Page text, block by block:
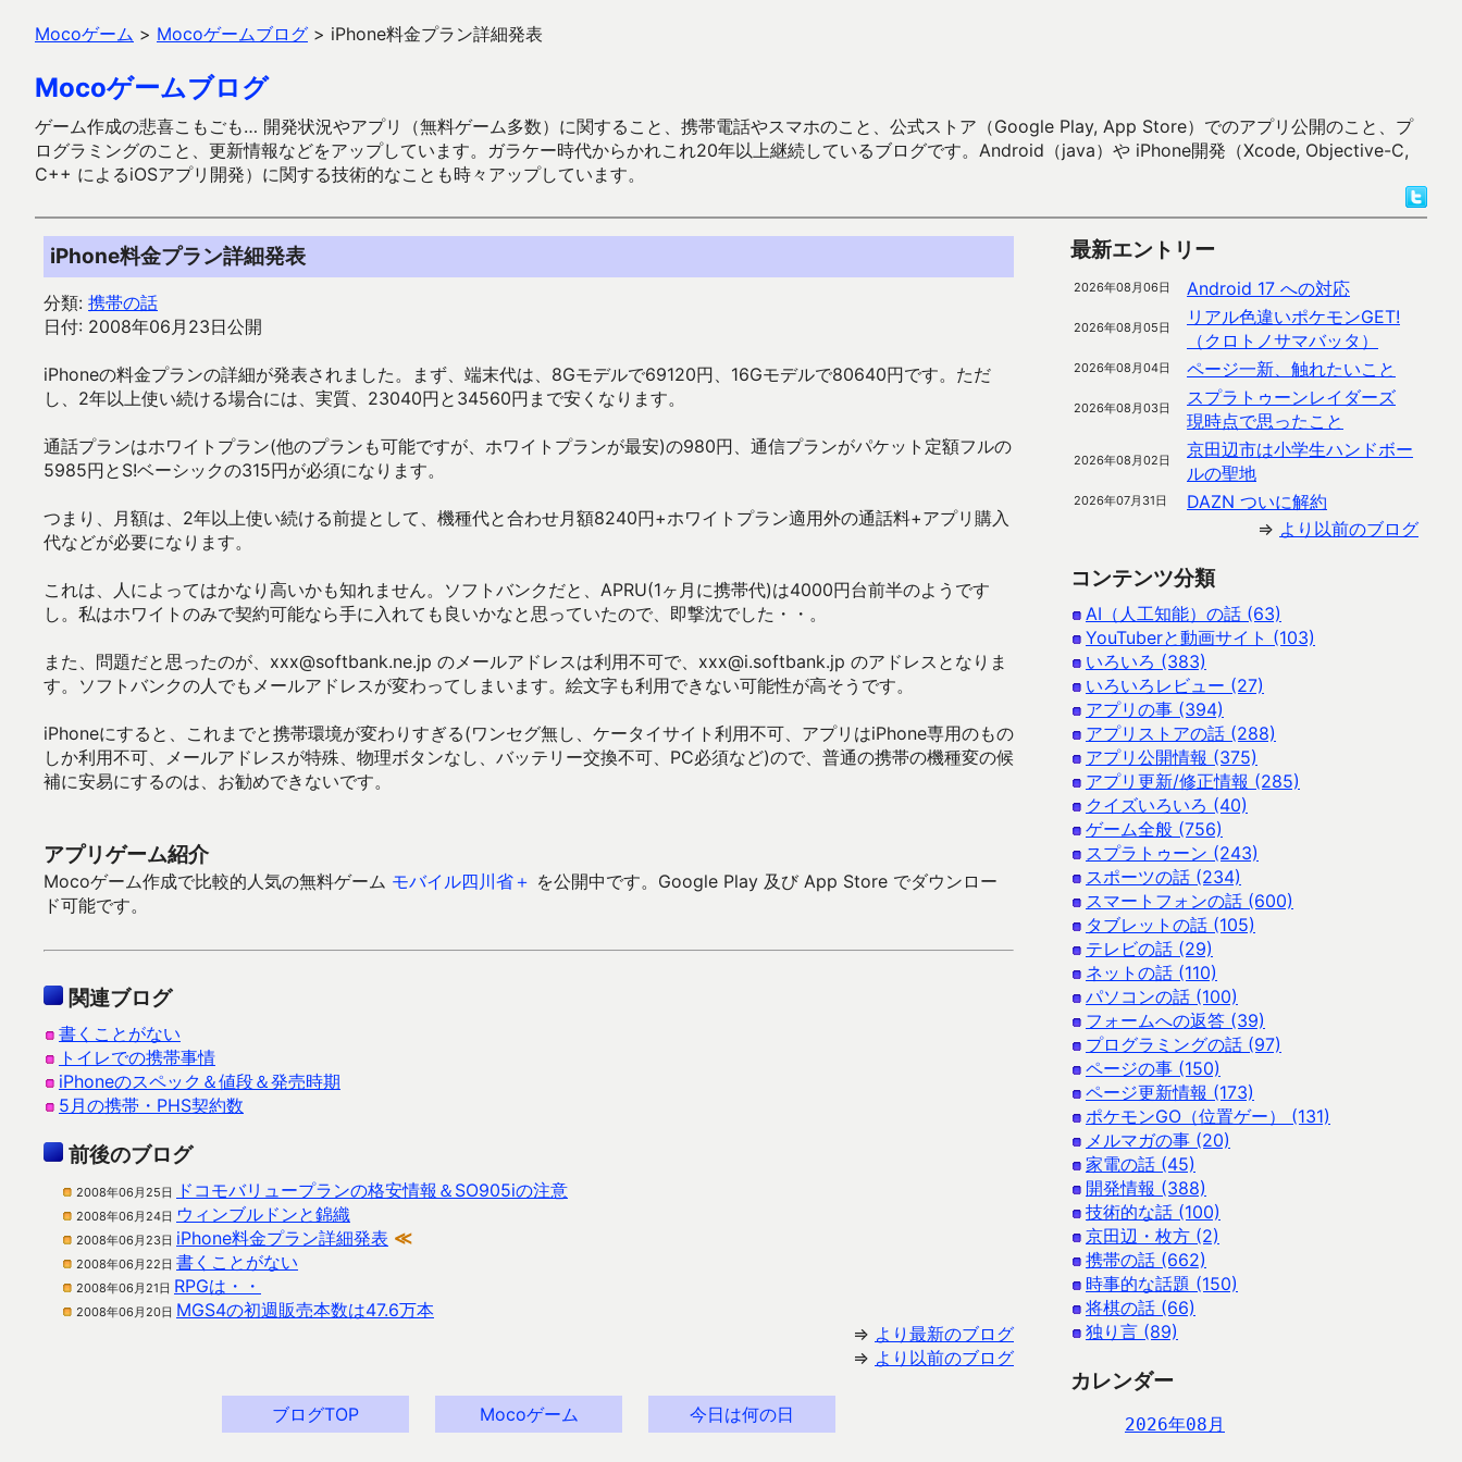
Mocoゲーム > Mocoゲームブログ > iPhone料金プラン詳細発表
Mocoゲームブログ
ゲーム作成の悲喜こもごも… 開発状況やアプリ（無料ゲーム多数）に関すること、携帯電話やスマホのこと、公式ストア（Google Play, App Store）でのアプリ公開のこと、プ
ログラミングのこと、更新情報などをアップしています。ガラケー時代からかれこれ20年以上継続しているブログです。Android（java）や iPhone開発（Xcode, Objective-C,
C++ によるiOSアプリ開発）に関する技術的なことも時々アップしています。
iPhone料金プラン詳細発表
分類: 携帯の話
日付: 2008年06月23日公開
iPhoneの料金プランの詳細が発表されました。まず、端末代は、8Gモデルで69120円、16Gモデルで80640円です。ただ
し、2年以上使い続ける場合には、実質、23040円と34560円まで安くなります。
通話プランはホワイトプラン(他のプランも可能ですが、ホワイトプランが最安)の980円、通信プランがパケット定額フルの
5985円とS!ベーシックの315円が必須になります。
つまり、月額は、2年以上使い続ける前提として、機種代と合わせ月額8240円+ホワイトプラン適用外の通話料+アプリ購入
代などが必要になります。
これは、人によってはかなり高いかも知れません。ソフトバンクだと、APRU(1ヶ月に携帯代)は4000円台前半のようです
し。私はホワイトのみで契約可能なら手に入れても良いかなと思っていたので、即撃沈でした・・。
また、問題だと思ったのが、xxx@softbank.ne.jp のメールアドレスは利用不可で、xxx@i.softbank.jp のアドレスとなりま
す。ソフトバンクの人でもメールアドレスが変わってしまいます。絵文字も利用できない可能性が高そうです。
iPhoneにすると、これまでと携帯環境が変わりすぎる(ワンセグ無し、ケータイサイト利用不可、アプリはiPhone専用のもの
しか利用不可、メールアドレスが特殊、物理ボタンなし、バッテリー交換不可、PC必須など)ので、普通の携帯の機種変の候
補に安易にするのは、お勧めできないです。
アプリゲーム紹介
Mocoゲーム作成で比較的人気の無料ゲーム モバイル四川省＋ を公開中です。Google Play 及び App Store でダウンロー
ド可能です。
関連ブログ
書くことがない
トイレでの携帯事情
iPhoneのスペック＆値段＆発売時期
5月の携帯・PHS契約数
前後のブログ
2008年06月25日 ドコモバリュープランの格安情報＆SO905iの注意
2008年06月24日 ウィンブルドンと錦織
2008年06月23日 iPhone料金プラン詳細発表 ≪
2008年06月22日 書くことがない
2008年06月21日 RPGは・・
2008年06月20日 MGS4の初週販売本数は47.6万本
⇒ より最新のブログ
⇒ より以前のブログ
ブログTOP Mocoゲーム 今日は何の日
最新エントリー
2026年08月06日 Android 17 への対応
2026年08月05日
リアル色違いポケモンGET!
（クロトノサマバッタ）
2026年08月04日 ページ一新、触れたいこと
2026年08月03日
スプラトゥーンレイダーズ
現時点で思ったこと
2026年08月02日
京田辺市は小学生ハンドボー
ルの聖地
2026年07月31日
DAZN ついに解約
⇒ より以前のブログ
コンテンツ分類
AI（人工知能）の話 (63)
YouTuberと動画サイト (103)
いろいろ (383)
いろいろレビュー (27)
アプリの事 (394)
アプリストアの話 (288)
アプリ公開情報 (375)
アプリ更新/修正情報 (285)
クイズいろいろ (40)
ゲーム全般 (756)
スプラトゥーン (243)
スポーツの話 (234)
スマートフォンの話 (600)
タブレットの話 (105)
テレビの話 (29)
ネットの話 (110)
パソコンの話 (100)
フォームへの返答 (39)
プログラミングの話 (97)
ページの事 (150)
ページ更新情報 (173)
ポケモンGO（位置ゲー） (131)
メルマガの事 (20)
家電の話 (45)
開発情報 (388)
技術的な話 (100)
京田辺・枚方 (2)
携帯の話 (662)
時事的な話題 (150)
将棋の話 (66)
独り言 (89)
カレンダー
2026年08月